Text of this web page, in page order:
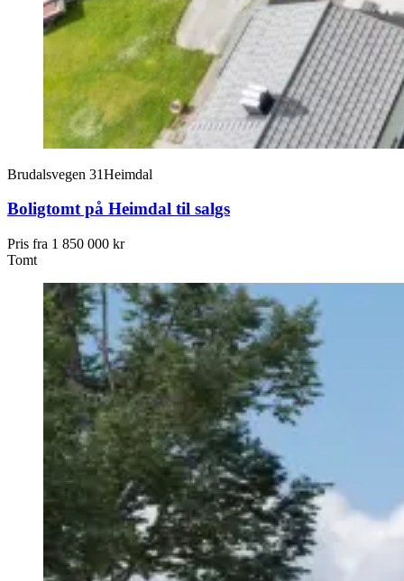
Brudalsvegen 31Heimdal
Boligtomt på Heimdal til salgs
Pris fra 1 850 000 kr
Tomt